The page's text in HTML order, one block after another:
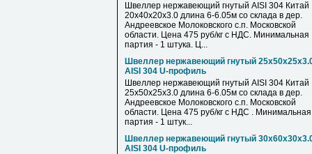
Швеллер нержавеющий гнутый AISI 304 Китай
20х40х20х3.0 длина 6-6.05м со склада в дер.
Андреевское Молоковского с.п. Московской
области. Цена 475 руб/кг с НДС. Минимальная
партия - 1 штука. Ц...
Швеллер нержавеющий гнутый
AISI 304 U-профиль
Швеллер нержавеющий гнутый AISI 304 Китай
25х50х25х3.0 длина 6-6.05м со склада в дер.
Андреевское Молоковского с.п. Московской
области. Цена 475 руб/кг с НДС . Минимальная
партия - 1 штук...
Швеллер нержавеющий гнутый
AISI 304 U-профиль